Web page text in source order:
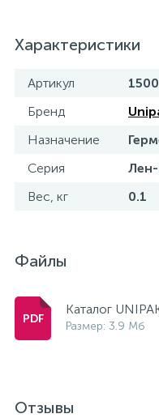
Характеристики
Артикул
Бренд
Назначение
Серия
Вес, кг
0.1
Файлы
Каталог
Размер: 3.9 Мб
Отзывы